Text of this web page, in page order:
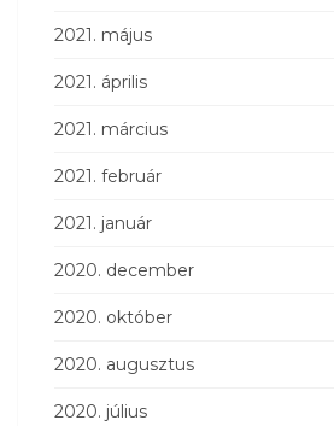
2021. május
2021. április
2021. március
2021. február
2021. január
2020. december
2020. október
2020. augusztus
2020. július